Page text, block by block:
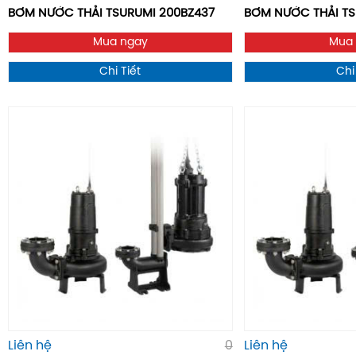
BƠM NƯỚC THẢI TSURUMI 200BZ437
Mua ngay
Chi Tiết
BƠM NƯỚC THẢI
Liên hệ 0 Liên hệ